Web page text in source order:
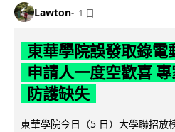
Lawton 1 日
東華學院誤發取錄電
申請人一度空歡喜
防護缺失
東華學院今日（5 日）大學聯招放